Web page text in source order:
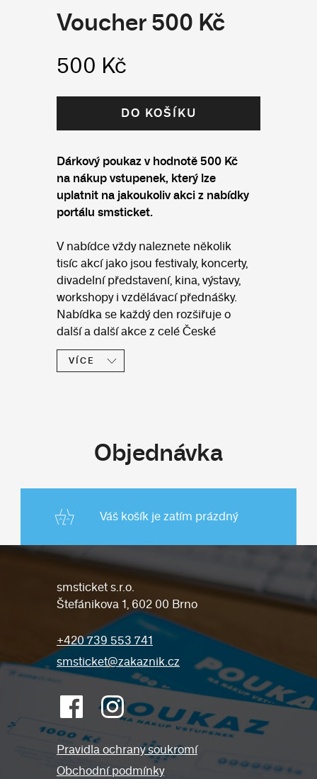
Voucher 500 Kč
500 Kč
DO KOŠÍKU
Dárkový poukaz v hodnotě 500 Kč
na nákup vstupenek, který lze
uplatnit na jakoukoliv akci z nabídky
portálu smsticket.
V nabídce vždy naleznete několik
tisíc akcí jako jsou festivaly, koncerty,
divadelní představení, kina, výstavy,
workshopy i vzdělávací přednášky.
Nabídka se každý den rozšiřuje o
další a další akce z celé České
republiky.
voucheru stačí během objednávky
vstupenek vložit unikátní kód do
Platební metody. Následně se Vám
Vašeho voucheru. Voucher je možné
vyčerpat jednorázovým nákupem.
VÍCE
Objednávka
Váš košík je zatím prázdný
smsticket s.r.o.
Štefánikova 1, 602 00 Brno
+420 739 553 741
smsticket@zakaznik.cz
Pravidla ochrany soukromí
Obchodní podmínky